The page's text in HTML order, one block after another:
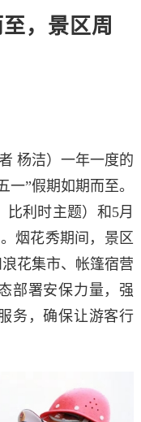
，景区周
杨洁）一年一度的
”假期如期而至。
比利时主题）和5月
烟花秀期间，景区
花集市、帐篷宿营
部署安保力量，强
务，确保让游客行